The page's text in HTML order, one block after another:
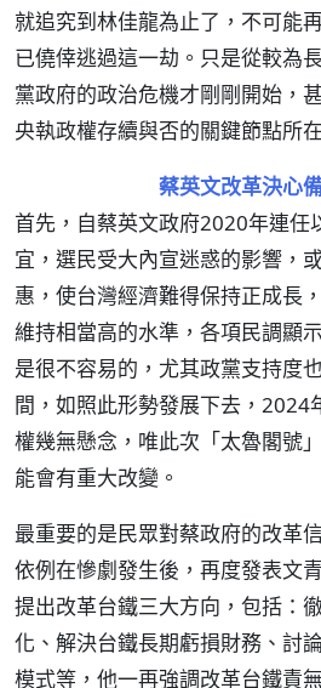
就追究到林佳龍為止了，不可能
已僥倖逃過這一劫。只是從較為
黨政府的政治危機才剛剛開始，
央執政權存續與否的關鍵節點所
蔡英文改革決心
首先，自蔡英文政府2020年連任
宜，選民受大內宣迷惑的影響，
惠，使台灣經濟難得保持正成長
維持相當高的水準，各項民調顯
是很不容易的，尤其政黨支持度
間，如照此形勢發展下去，2024
權幾無懸念，唯此次「太魯閣號
能會有重大改變。
最重要的是民眾對蔡政府的改革
依例在慘劇發生後，再度發表文
提出改革台鐵三大方向，包括：
化、解決台鐵長期虧損財務、討
模式等，他一再強調改革台鐵責